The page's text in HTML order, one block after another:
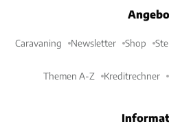
Caravaning Newsletter Shop
Themen A-Z Kreditrechner